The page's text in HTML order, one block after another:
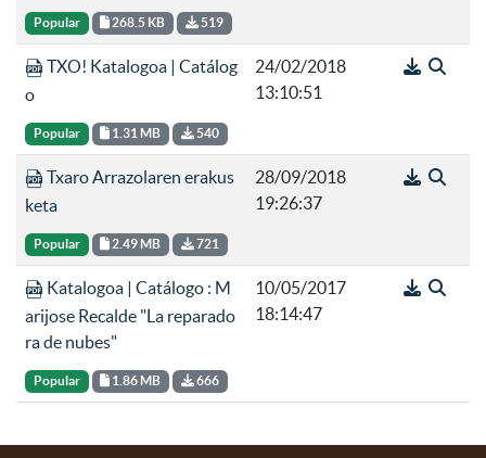
Popular 268.5 KB 519
TXO! Katalogoa | Catálog
o
Popular 1.31 MB 540
24/02/2018
13:10:51
Txaro Arrazolaren erakus
keta
Popular 2.49 MB 721
28/09/2018
19:26:37
Katalogoa | Catálogo : M
arijose Recalde "La reparado
ra de nubes"
Popular 1.86 MB 666
10/05/2017
18:14:47